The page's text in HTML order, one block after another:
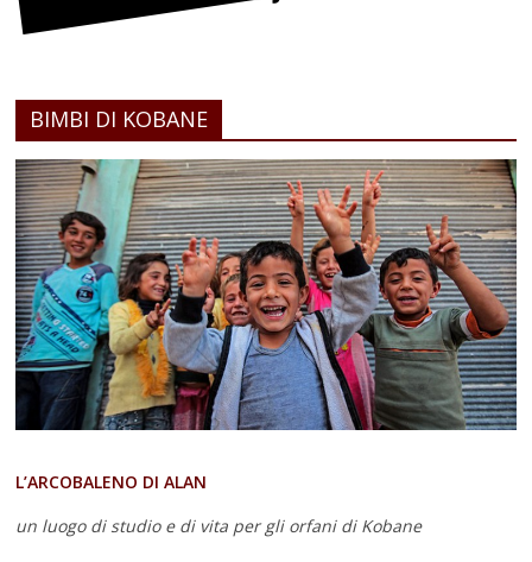
BIMBI DI KOBANE
L’ARCOBALENO DI ALAN
un luogo di studio e di vita per gli orfani di Kobane